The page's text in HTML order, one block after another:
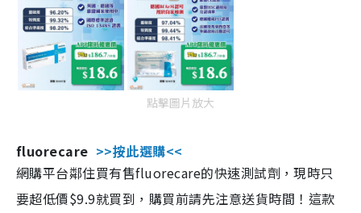
點擊圖片放大
fluorecare >>按此選購<<
網購平台鄰住買有售fluorecare的快速測試劑，現時只
要超低價$9.9就買到，購買前請先注意送貨時間！這款